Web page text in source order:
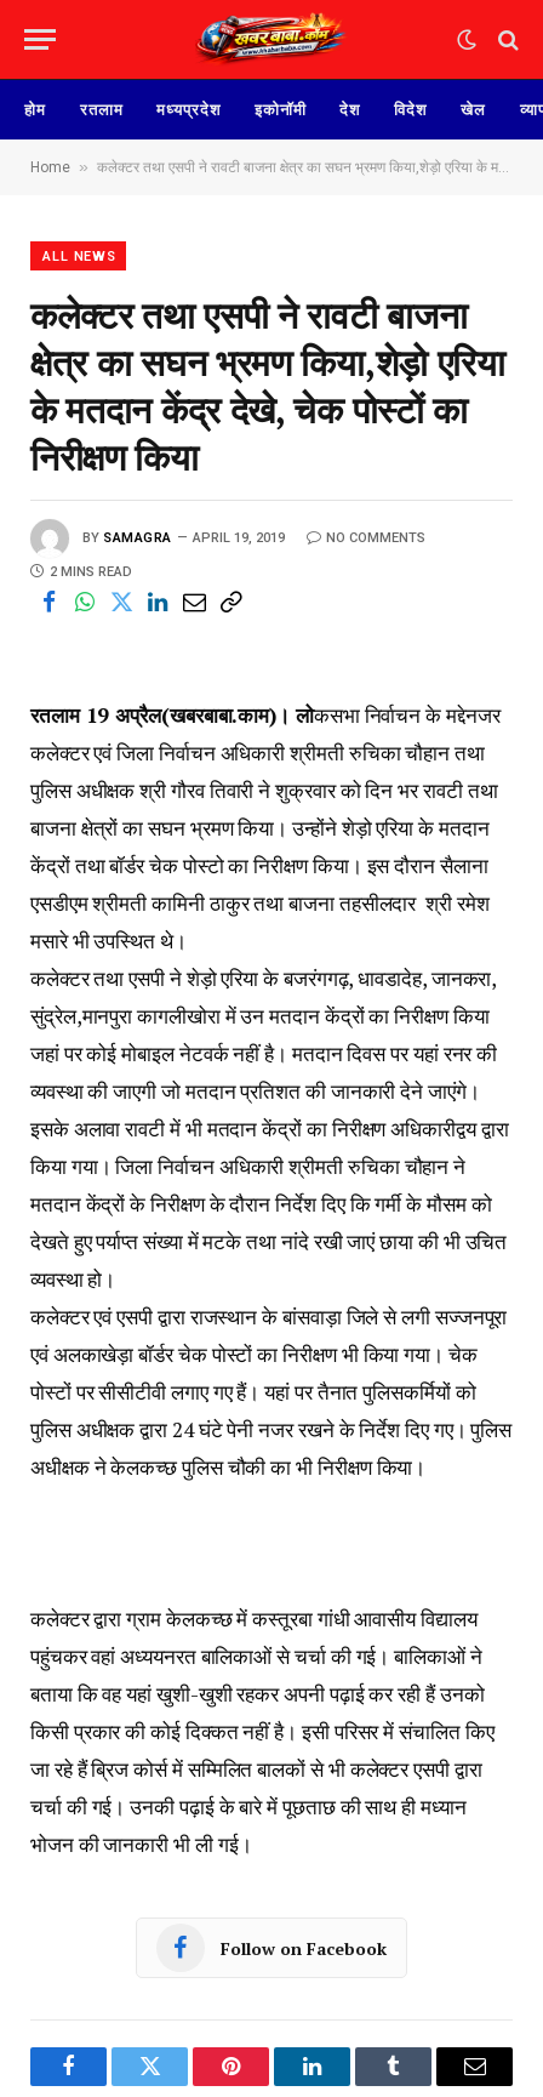
होम रतलाम मध्यप्रदेश इकोनॉमी देश विदेश खेल
Home » कलेक्टर तथा एसपी ने रावटी बाजना क्षेत्र का सघन भ्रमण किया,शेड़ो एरिया के मतदान केंद्र देखे, चेक पोस्टों का निरीक्षण किया
ALL NEWS
कलेक्टर तथा एसपी ने रावटी बाजना
क्षेत्र का सघन भ्रमण किया,शेड़ो एरिया
के मतदान केंद्र देखे, चेक पोस्टों का
निरीक्षण किया
BY SAMAGRA APRIL 19, 2019 NO COMMENTS
2 MINS READ
रतलाम 19 अप्रैल(खबरबाबा.काम)। लोकसभा निर्वाचन के मद्देनजर
कलेक्टर एवं जिला निर्वाचन अधिकारी श्रीमती रुचिका चौहान तथा
पुलिस अधीक्षक श्री गौरव तिवारी ने शुक्रवार को दिन भर रावटी तथा
बाजना क्षेत्रों का सघन भ्रमण किया। उन्होंने शेड़ो एरिया के मतदान
केंद्रों तथा बॉर्डर चेक पोस्टो का निरीक्षण किया। इस दौरान सैलाना
एसडीएम श्रीमती कामिनी ठाकुर तथा बाजना तहसीलदार श्री रमेश
मसारे भी उपस्थित थे।
कलेक्टर तथा एसपी ने शेड़ो एरिया के बजरंगगढ़, धावडादेह, जानकरा,
सुंद्रेल,मानपुरा कागलीखोरा में उन मतदान केंद्रों का निरीक्षण किया
जहां पर कोई मोबाइल नेटवर्क नहीं है। मतदान दिवस पर यहां रनर की
व्यवस्था की जाएगी जो मतदान प्रतिशत की जानकारी देने जाएंगे।
इसके अलावा रावटी में भी मतदान केंद्रों का निरीक्षण अधिकारीद्वय द्वारा
किया गया। जिला निर्वाचन अधिकारी श्रीमती रुचिका चौहान ने
मतदान केंद्रों के निरीक्षण के दौरान निर्देश दिए कि गर्मी के मौसम को
देखते हुए पर्याप्त संख्या में मटके तथा नांदे रखी जाएं छाया की भी उचित
व्यवस्था हो।
कलेक्टर एवं एसपी द्वारा राजस्थान के बांसवाड़ा जिले से लगी सज्जनपूरा
एवं अलकाखेड़ा बॉर्डर चेक पोस्टों का निरीक्षण भी किया गया। चेक
पोस्टों पर सीसीटीवी लगाए गए हैं। यहां पर तैनात पुलिसकर्मियों को
पुलिस अधीक्षक द्वारा 24 घंटे पेनी नजर रखने के निर्देश दिए गए। पुलिस
अधीक्षक ने केलकच्छ पुलिस चौकी का भी निरीक्षण किया।
कलेक्टर द्वारा ग्राम केलकच्छ में कस्तूरबा गांधी आवासीय विद्यालय
पहुंचकर वहां अध्ययनरत बालिकाओं से चर्चा की गई। बालिकाओं ने
बताया कि वह यहां खुशी-खुशी रहकर अपनी पढ़ाई कर रही हैं उनको
किसी प्रकार की कोई दिक्कत नहीं है। इसी परिसर में संचालित किए
जा रहे हैं ब्रिज कोर्स में सम्मिलित बालकों से भी कलेक्टर एसपी द्वारा
चर्चा की गई। उनकी पढ़ाई के बारे में पूछताछ की साथ ही मध्यान
भोजन की जानकारी भी ली गई।
Follow on Facebook
FacebookTwitter Pinterest LinkedInTumblr Email